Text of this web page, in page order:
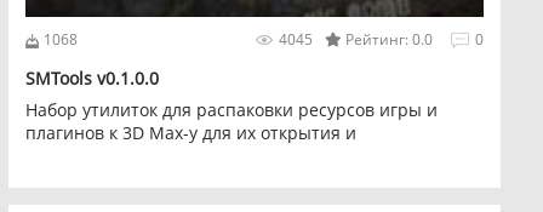
1068 0
Рейтинг: 0.0
4045
SMTools v0.1.0.0
Набор утилиток для распаковки ресурсов игры и
плагинов к 3D Max-у для их открытия и
разрезать и сделать из бумаги.